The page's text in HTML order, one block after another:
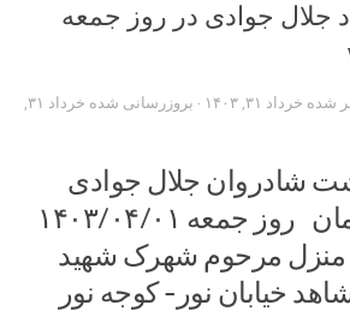
جلال جوادی در روز جمعه
شده خرداد ۳۱, ۱۴۰۳ · بروزرسانی شده
خرداد ۳۱,
شادروان جلال جوادی
همشهری عزیزمان روز جمعه ۱۴۰۳/۰۴/۰۱
۱۶ در منزل مرحوم شهرک شهید
خیابان نور- کوجه نور